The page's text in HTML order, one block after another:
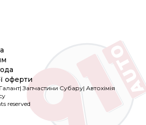
оферти
|Запчастини Субару| Автохімія
reserved